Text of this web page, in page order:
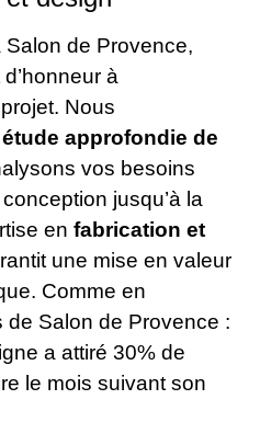
de Provence,
à
Nous
étude approfondie de
vos besoins
jusqu’à la
en fabrication et
une mise en valeur
Comme en
Salon de Provence :
a attiré 30% de
le mois suivant son